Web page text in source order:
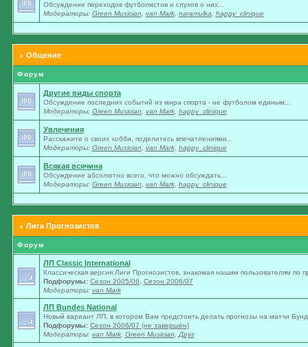
Обсуждение переходов футболистов и слухов о них...
Модераторы: Green Musician van Mark, naramulka happy_clinique
Общение
Форум
Другие виды спорта
Обсуждение последних событий из мира спорта - не футболом единым...
Модераторы: Green Musician van Mark, happy_clinique
Увлечения
Расскажите о своих хобби, поделитесь впечатлениями...
Модераторы: Green Musician van Mark, happy_clinique
Всякая всячина
Обсуждение абсолютно всего, что можно обсуждать...
Модераторы: Green Musician van Mark, happy_clinique
Лига Прогнозистов
Форум
ЛП Classic International
Классическая версия Лиги Прогнозистов, знакомая нашим пользователям по
Подфорумы: Сезон 2005/06
Сезон 2006/07
Модераторы: van Mark
ЛП Bundes National
Новый вариант ЛП, в котором Вам предстоить делать прогнозы на матчи
Подфорумы: Сезон 2006/07 (не завершён)
Модераторы: van Mark, Green Musician Друг